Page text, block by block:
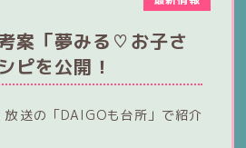
案「夢みる♡お子さ
ピを公開！
送の「DAIGOも台所」で紹介